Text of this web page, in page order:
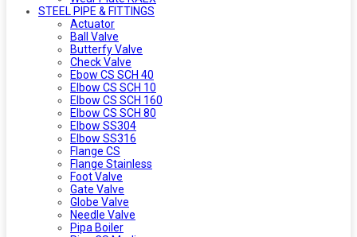
STEEL PIPE & FITTINGS
Actuator
Ball Valve
Butterfy Valve
Check Valve
Ebow CS SCH 40
Elbow CS SCH 10
Elbow CS SCH 160
Elbow CS SCH 80
Elbow SS304
Elbow SS316
Flange CS
Flange Stainless
Foot Valve
Gate Valve
Globe Valve
Needle Valve
Pipa Boiler